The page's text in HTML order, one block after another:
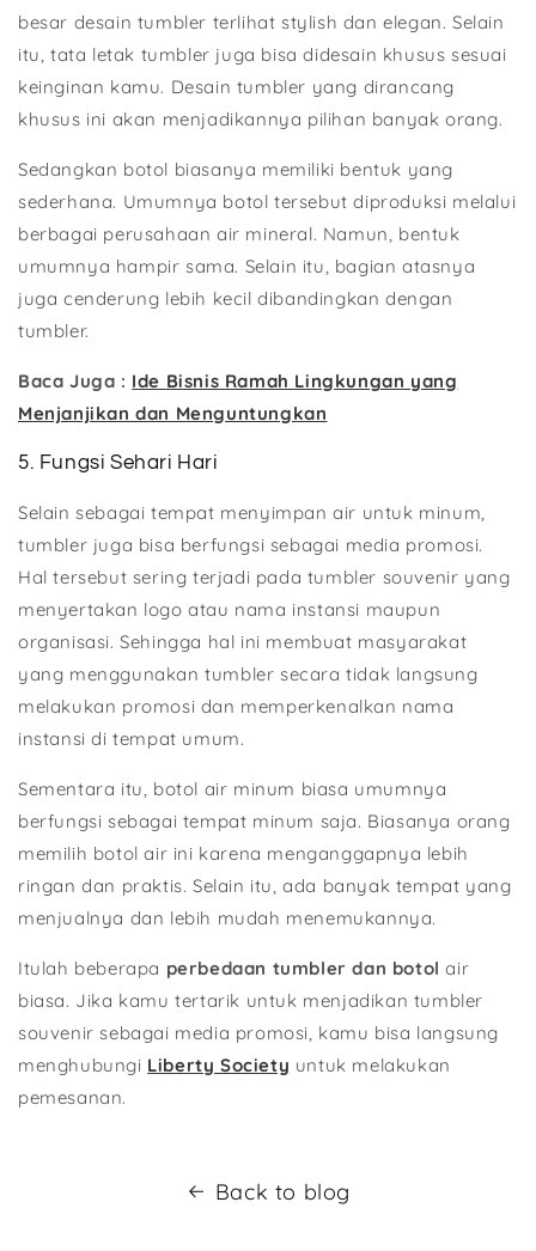
besar desain tumbler terlihat stylish dan elegan. Selain
itu, tata letak tumbler juga bisa didesain khusus sesuai
keinginan kamu. Desain tumbler yang dirancang
khusus ini akan menjadikannya pilihan banyak orang.
Sedangkan botol biasanya memiliki bentuk yang
sederhana. Umumnya botol tersebut diproduksi melalui
berbagai perusahaan air mineral. Namun, bentuk
umumnya hampir sama. Selain itu, bagian atasnya
juga cenderung lebih kecil dibandingkan dengan
tumbler.
Baca Juga : Ide Bisnis Ramah Lingkungan yang
Menjanjikan dan Menguntungkan
5. Fungsi Sehari Hari
Selain sebagai tempat menyimpan air untuk minum,
tumbler juga bisa berfungsi sebagai media promosi.
Hal tersebut sering terjadi pada tumbler souvenir yang
menyertakan logo atau nama instansi maupun
organisasi. Sehingga hal ini membuat masyarakat
yang menggunakan tumbler secara tidak langsung
melakukan promosi dan memperkenalkan nama
instansi di tempat umum.
Sementara itu, botol air minum biasa umumnya
berfungsi sebagai tempat minum saja. Biasanya orang
memilih botol air ini karena menganggapnya lebih
ringan dan praktis. Selain itu, ada banyak tempat yang
menjualnya dan lebih mudah menemukannya.
Itulah beberapa perbedaan tumbler dan botol air
biasa. Jika kamu tertarik untuk menjadikan tumbler
souvenir sebagai media promosi, kamu bisa langsung
menghubungi Liberty Society untuk melakukan
pemesanan.
Back to blog